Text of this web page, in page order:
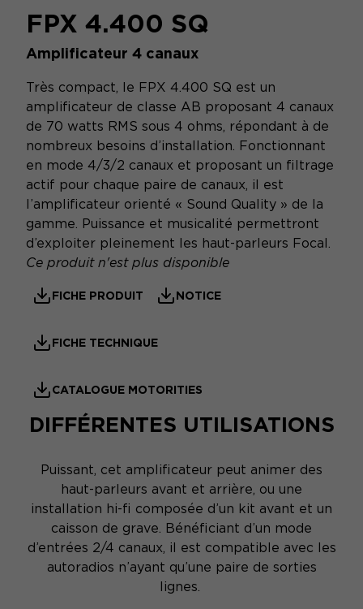
FPX 4.400 SQ
Amplificateur 4 canaux
Très compact, le FPX 4.400 SQ est un
amplificateur de classe AB proposant 4 canaux
de 70 watts RMS sous 4 ohms, répondant à de
nombreux besoins d’installation. Fonctionnant
en mode 4/3/2 canaux et proposant un filtrage
actif pour chaque paire de canaux, il est
l’amplificateur orienté « Sound Quality » de la
gamme. Puissance et musicalité permettront
d’exploiter pleinement les haut-parleurs Focal.
Ce produit n'est plus disponible
FICHE PRODUIT NOTICE
FICHE TECHNIQUE
CATALOGUE MOTORITIES
DIFFÉRENTES UTILISATIONS
Puissant, cet amplificateur peut animer des
haut-parleurs avant et arrière, ou une
installation hi-fi composée d’un kit avant et un
caisson de grave. Bénéficiant d’un mode
d’entrées 2/4 canaux, il est compatible avec les
autoradios n’ayant qu’une paire de sorties
lignes.